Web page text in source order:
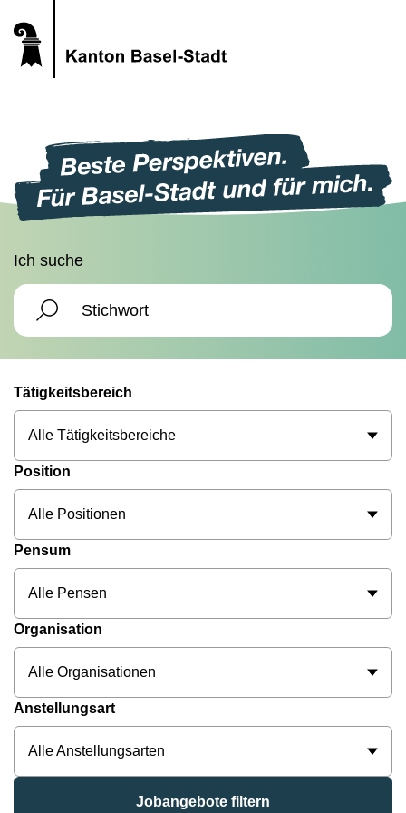
Ich suche
Tätigkeitsbereich
Alle Tätigkeitsbereiche
Position
Alle Positionen
Pensum
Alle Pensen
Organisation
Alle Organisationen
Anstellungsart
Alle Anstellungsarten
Jobangebote filtern